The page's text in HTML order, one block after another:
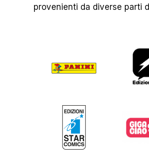
provenienti da diverse parti